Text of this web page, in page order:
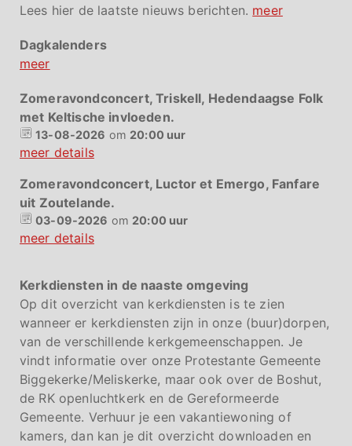
Lees hier de laatste nieuws berichten. meer
Dagkalenders
meer
Zomeravondconcert, Triskell, Hedendaagse Folk
met Keltische invloeden.
13-08-2026 om 20:00 uur
meer details
Zomeravondconcert, Luctor et Emergo, Fanfare
uit Zoutelande.
03-09-2026 om 20:00 uur
meer details
Kerkdiensten in de naaste omgeving
Op dit overzicht van kerkdiensten is te zien
wanneer er kerkdiensten zijn in onze (buur)dorpen,
van de verschillende kerkgemeenschappen. Je
vindt informatie over onze Protestante Gemeente
Biggekerke/Meliskerke, maar ook over de Boshut,
de RK openluchtkerk en de Gereformeerde
Gemeente. Verhuur je een vakantiewoning of
kamers, dan kan je dit overzicht downloaden en